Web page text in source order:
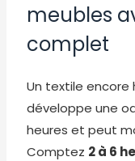
meubles
complet
Un textile encore
développe une
heures et peut
Comptez 2 à 6